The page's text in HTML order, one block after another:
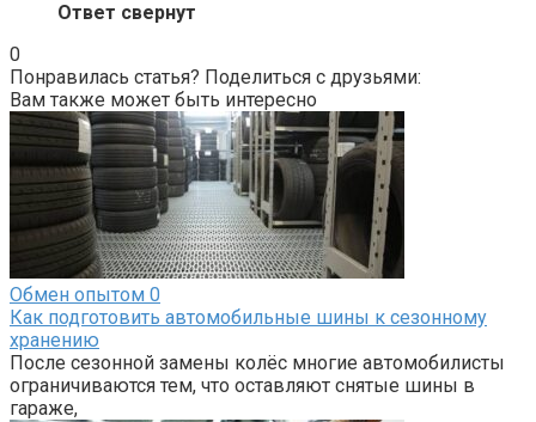
Ответ свернут
0
Понравилась статья? Поделиться с друзьями:
Вам также может быть интересно
Обмен опытом 0
Как подготовить автомобильные шины к сезонному
хранению
После сезонной замены колёс многие автомобилисты
ограничиваются тем, что оставляют снятые шины в
гараже,